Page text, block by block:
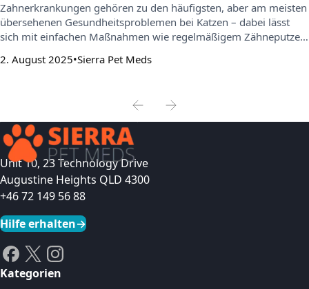
Zahnerkrankungen gehören zu den häufigsten, aber am meisten
übersehenen Gesundheitsproblemen bei Katzen – dabei lässt
sich mit einfachen Maßnahmen wie regelmäßigem Zähneputzen
Artikel erklärt, warum Katzenzahnpflege so wichtig ist, wie man
2. August 2025 Sierra Pet Meds
Unit 10, 23 Technology Drive
Augustine Heights QLD 4300
+46 72 149 56 88
Hilfe erhalten→
Kategorien